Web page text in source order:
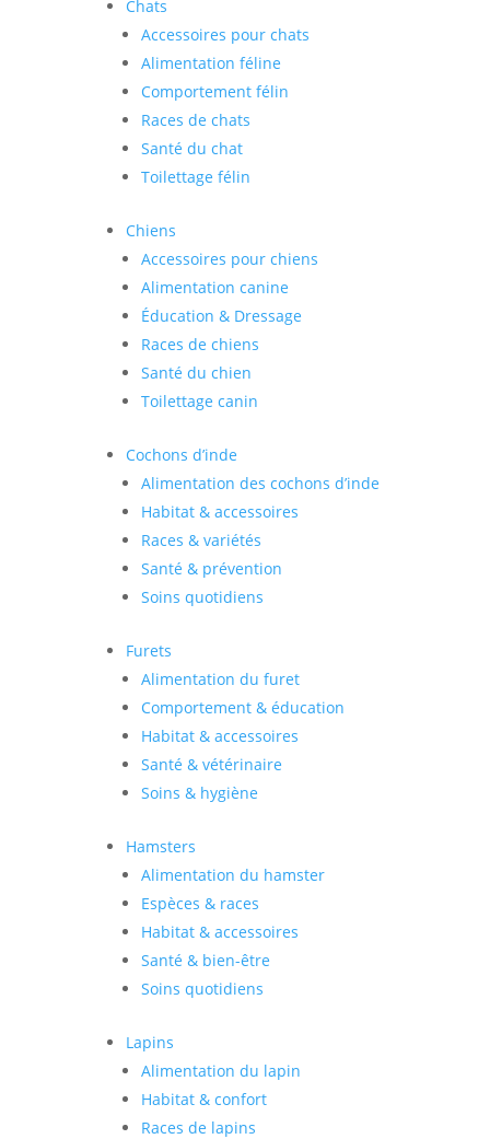
Chats
Accessoires pour chats
Alimentation féline
Comportement félin
Races de chats
Santé du chat
Toilettage félin
Chiens
Accessoires pour chiens
Alimentation canine
Éducation & Dressage
Races de chiens
Santé du chien
Toilettage canin
Cochons d’inde
Alimentation des cochons d’inde
Habitat & accessoires
Races & variétés
Santé & prévention
Soins quotidiens
Furets
Alimentation du furet
Comportement & éducation
Habitat & accessoires
Santé & vétérinaire
Soins & hygiène
Hamsters
Alimentation du hamster
Espèces & races
Habitat & accessoires
Santé & bien-être
Soins quotidiens
Lapins
Alimentation du lapin
Habitat & confort
Races de lapins